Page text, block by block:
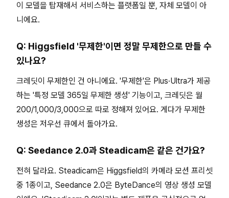
이 모델을 탑재해서 서비스하는 플랫폼일 뿐, 자체 모델이 아
니에요.
Q: Higgsfield '무제한'이면 정말 무제한으로 만들 수
있나요?
크레딧이 무제한인 건 아니에요. '무제한'은 Plus·Ultra가 제공
하는 '특정 모델 365일 무제한 생성' 기능이고, 크레딧은 월
200/1,000/3,000으로 따로 정해져 있어요. 게다가 무제한
생성은 저우선 큐에서 돌아가요.
Q: Seedance 2.0과 Steadicam은 같은 건가요?
전혀 달라요. Steadicam은 Higgsfield의 카메라 모션 프리셋
중 1종이고, Seedance 2.0은 ByteDance의 영상 생성 모델